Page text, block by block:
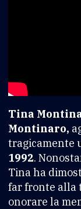
Tina
Montinaro,
tragicamente
1992.
Tina ha
far fronte alla
onorare la